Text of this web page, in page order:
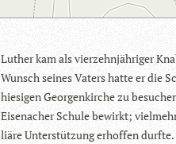
Luther kam als vier­zehn­jäh­ri­ger
Wunsch sei­nes Vaters hatte er die
hie­si­gen Geor­gen­kir­che zu
Eisen­acher Schule bewirkt;
liäre Unter­stüt­zung erhof­fen durfte.